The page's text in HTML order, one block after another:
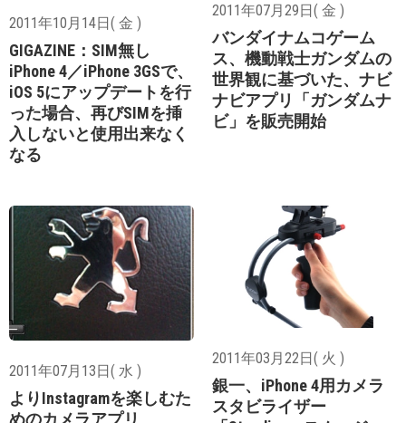
2011年10月14日( 金 )
GIGAZINE：SIM無し
iPhone 4／iPhone 3GSで、
iOS 5にアップデートを行
った場合、再びSIMを挿
入しないと使用出来なく
なる
2011年07月29日( 金 )
バンダイナムコゲーム
ス、機動戦士ガンダムの
世界観に基づいた、ナビ
ナビアプリ「ガンダムナ
ビ」を販売開始
2011年07月13日( 水 )
よりInstagramを楽しむた
2011年03月22日( 火 )
銀一、iPhone 4用カメラ
スタビライザー